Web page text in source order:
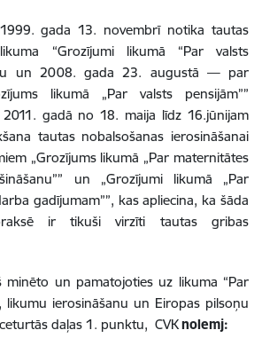
gada 13. novembrī notika tautas
“Grozījumi likumā “Par valsts
un 2008. gada 23. augustā — par
likumā „Par valsts pensijām””
gadā no 18. maija līdz 16.jūnijam
tautas nobalsošanas ierosināšanai
„Grozījums likumā „Par maternitātes
un „Grozījumi likumā „Par
gadījumam””, kas apliecina, ka šāda
ir tikuši virzīti tautas gribas
minēto un pamatojoties uz likuma “Par
likumu ierosināšanu un Eiropas pilsoņu
daļas 1. punktu, CVKnolemj: